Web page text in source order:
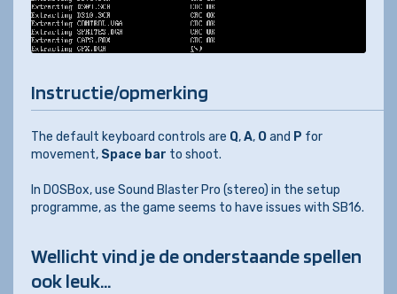
Instructie/opmerking
The default keyboard controls are Q,A, Oand P for
movement, Space bar to shoot.
In DOSBox, use Sound Blaster Pro (stereo) in the setup
programme, as the game seems to have issues with SB16.
Wellicht vind je de onderstaande spellen
ook leuk...